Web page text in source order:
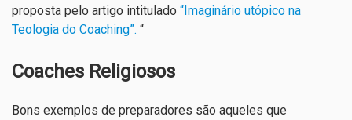
proposta pelo artigo intitulado “Imaginário utópico na
Teologia do Coaching”. “
Coaches Religiosos
Bons exemplos de preparadores são aqueles que